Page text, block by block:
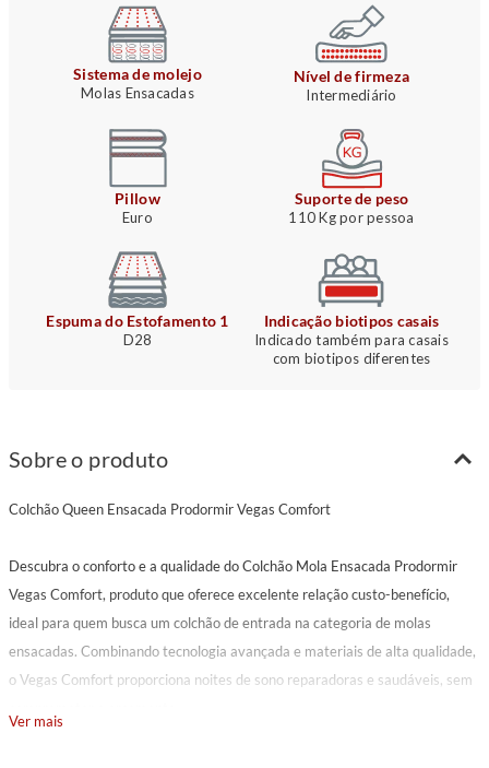
Sistema de molejo
Molas Ensacadas
Nível de firmeza
Intermediário
Pillow
Euro
Suporte de peso
110 Kg por pessoa
Espuma do Estofamento 1
D28
Indicação biotipos casais
Indicado também para casais
com biotipos diferentes
Sobre o produto
Colchão Queen Ensacada Prodormir Vegas Comfort
Descubra o conforto e a qualidade do Colchão Mola Ensacada Prodormir
Vegas Comfort, produto que oferece excelente relação custo-benefício,
ideal para quem busca um colchão de entrada na categoria de molas
ensacadas. Combinando tecnologia avançada e materiais de alta qualidade,
o Vegas Comfort proporciona noites de sono reparadoras e saudáveis, sem
Ver mais